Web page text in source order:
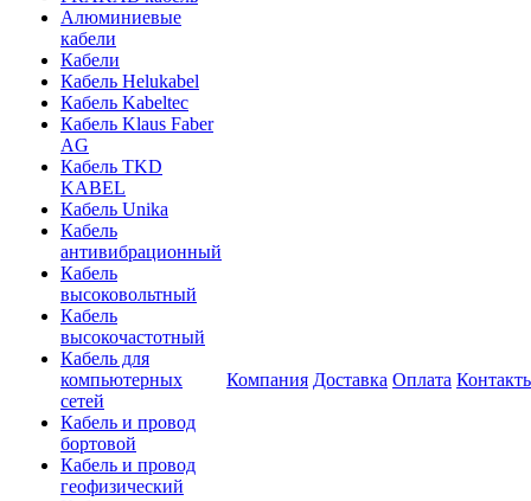
Алюминиевые
кабели
Кабели
Кабель Helukabel
Кабель Kabeltec
Кабель Klaus Faber
AG
Кабель TKD
KABEL
Кабель Unika
Кабель
антивибрационный
Кабель
высоковольтный
Кабель
высокочастотный
Кабель для
компьютерных
сетей
Кабель и провод
бортовой
Кабель и провод
геофизический
Компания Доставка Оплата